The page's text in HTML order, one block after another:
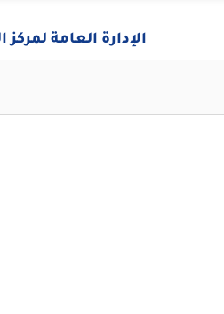
الإدارة العامة لمركز